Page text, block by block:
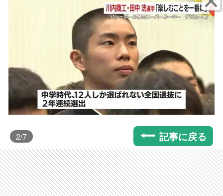
2/7 記事に戻る